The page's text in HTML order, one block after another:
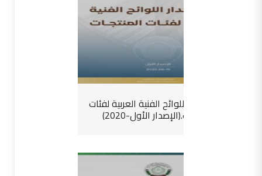
دليل إصدار اللوائح الفنية العربية لفئات
المنتجات.(الإصدار الأول-2020)